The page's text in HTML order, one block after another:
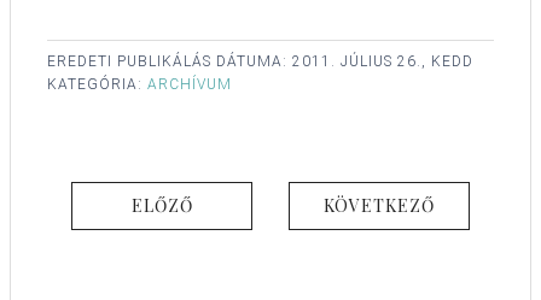
EREDETI PUBLIKÁLÁS DÁTUMA: 2011. JÚLIUS 26., KEDD
KATEGÓRIA: ARCHÍVUM
ELŐZŐ KÖVETKEZŐ